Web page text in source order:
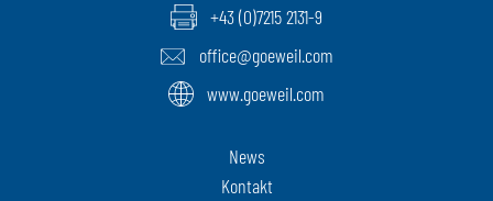
+43 (0)7215 2131-9
office@goeweil.com
www.goeweil.com
News
Kontakt